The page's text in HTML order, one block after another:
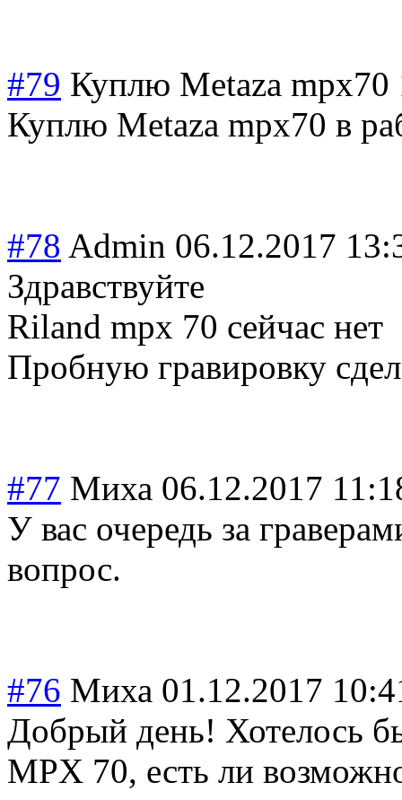
#79 Куплю Metaza mpx70
Куплю Metaza mpx70 в
#78 Admin 06.12.2017
Здравствуйте
Riland mpx 70 сейчас нет
Пробную гравировку
#77 Миха 06.12.2017
У вас очередь за
вопрос.
#76 Миха 01.12.2017
Добрый день! Хотелось
MPX 70, есть ли